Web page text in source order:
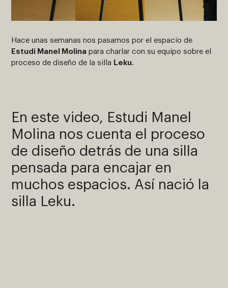
Hace unas semanas nos pasamos por el espacio de
Estudi Manel Molina para charlar con su equipo sobre el
proceso de diseño de la silla Leku.
En este video, Estudi Manel
Molina nos cuenta el proceso
de diseño detrás de una silla
pensada para encajar en
muchos espacios. Así nació la
silla Leku.